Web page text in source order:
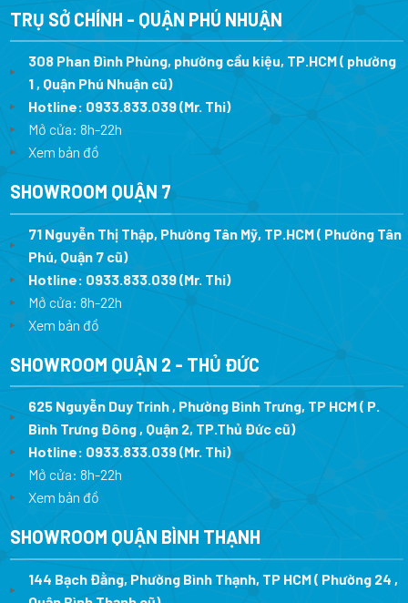
15.684.500 ₫.
TRỤ SỞ CHÍNH - QUẬN PHÚ NHUẬN
308 Phan Đình Phùng, phường cầu kiệu, TP.HCM ( phường
1 , Quận Phú Nhuận cũ)
Hotline: 0933.833.039(Mr. Thi)
Mở cửa: 8h-22h
Xem bản đồ
SHOWROOM QUẬN 7
71 Nguyễn Thị Thập, Phường Tân Mỹ, TP.HCM ( Phường Tân
Phú, Quận 7 cũ)
Hotline: 0933.833.039(Mr. Thi)
Mở cửa: 8h-22h
Xem bản đồ
SHOWROOM QUẬN 2 - THỦ ĐỨC
625 Nguyễn Duy Trinh , Phường Bình Trưng, TP HCM ( P.
Bình Trưng Đông , Quận 2, TP.Thủ Đức cũ)
Hotline: 0933.833.039(Mr. Thi)
Mở cửa: 8h-22h
Xem bản đồ
SHOWROOM QUẬN BÌNH THẠNH
144 Bạch Đằng, Phường Bình Thạnh, TP HCM ( Phường 24 ,